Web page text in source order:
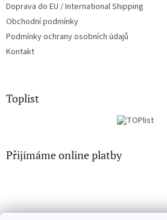
Doprava do EU / International Shipping
Obchodní podmínky
Podmínky ochrany osobních údajů
Kontakt
Toplist
Přijímáme online platby